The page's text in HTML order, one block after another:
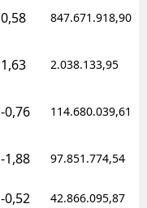
0,58 847.671.918,90
1,63 2.038.133,95
-0,76 114.680.039,61
-1,88 97.851.774,54
-0,52 42.866.095,87